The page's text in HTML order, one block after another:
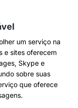
um serviço na
e sites oferecem
Skype e
sobre suas
que oferece